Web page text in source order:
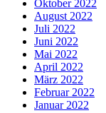
Oktober 2022
August 2022
Juli 2022
Juni 2022
Mai 2022
April 2022
März 2022
Februar 2022
Januar 2022